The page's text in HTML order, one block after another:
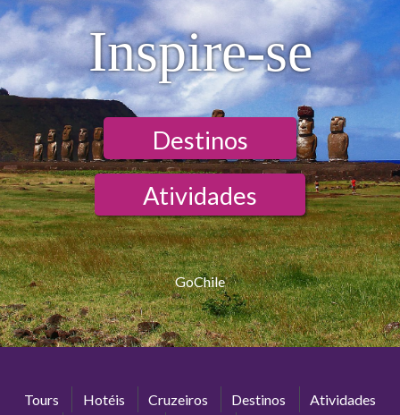
Inspire-se
Destinos
Atividades
GoChile
Tours Hotéis Cruzeiros Destinos
Atividades